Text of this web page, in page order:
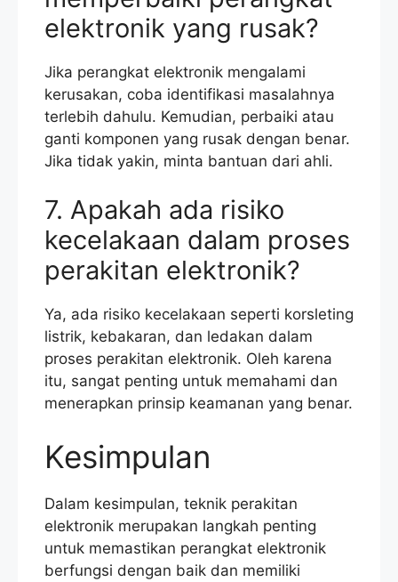
elektronik yang rusak?
Jika perangkat elektronik mengalami
kerusakan, coba identifikasi masalahnya
terlebih dahulu. Kemudian, perbaiki atau
ganti komponen yang rusak dengan benar.
Jika tidak yakin, minta bantuan dari ahli.
7. Apakah ada risiko
kecelakaan dalam proses
perakitan elektronik?
Ya, ada risiko kecelakaan seperti korsleting
listrik, kebakaran, dan ledakan dalam
proses perakitan elektronik. Oleh karena
itu, sangat penting untuk memahami dan
menerapkan prinsip keamanan yang benar.
Kesimpulan
Dalam kesimpulan, teknik perakitan
elektronik merupakan langkah penting
untuk memastikan perangkat elektronik
berfungsi dengan baik dan memiliki